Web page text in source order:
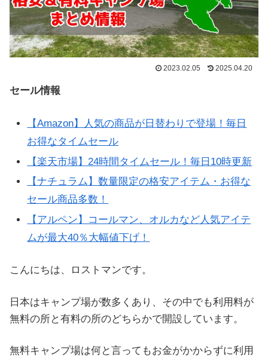
2023.02.05 2025.04.20
セール情報
【Amazon】人気の商品が日替わりで登場！毎日
お得なタイムセール
【楽天市場】24時間タイムセール！毎日10時更新
【ナチュラム】数量限定の格安アイテム・お得な
セール商品多数！
【アルペン】コールマン、オルカなど人気アイテ
ムが最大40％大幅値下げ！
こんにちは、ロストマンです。
日本はキャンプ場が数多くあり、その中でも利用料が
無料の所と有料の所のどちらかで開設しています。
無料キャンプ場は何と言ってもお金がかからずに利用